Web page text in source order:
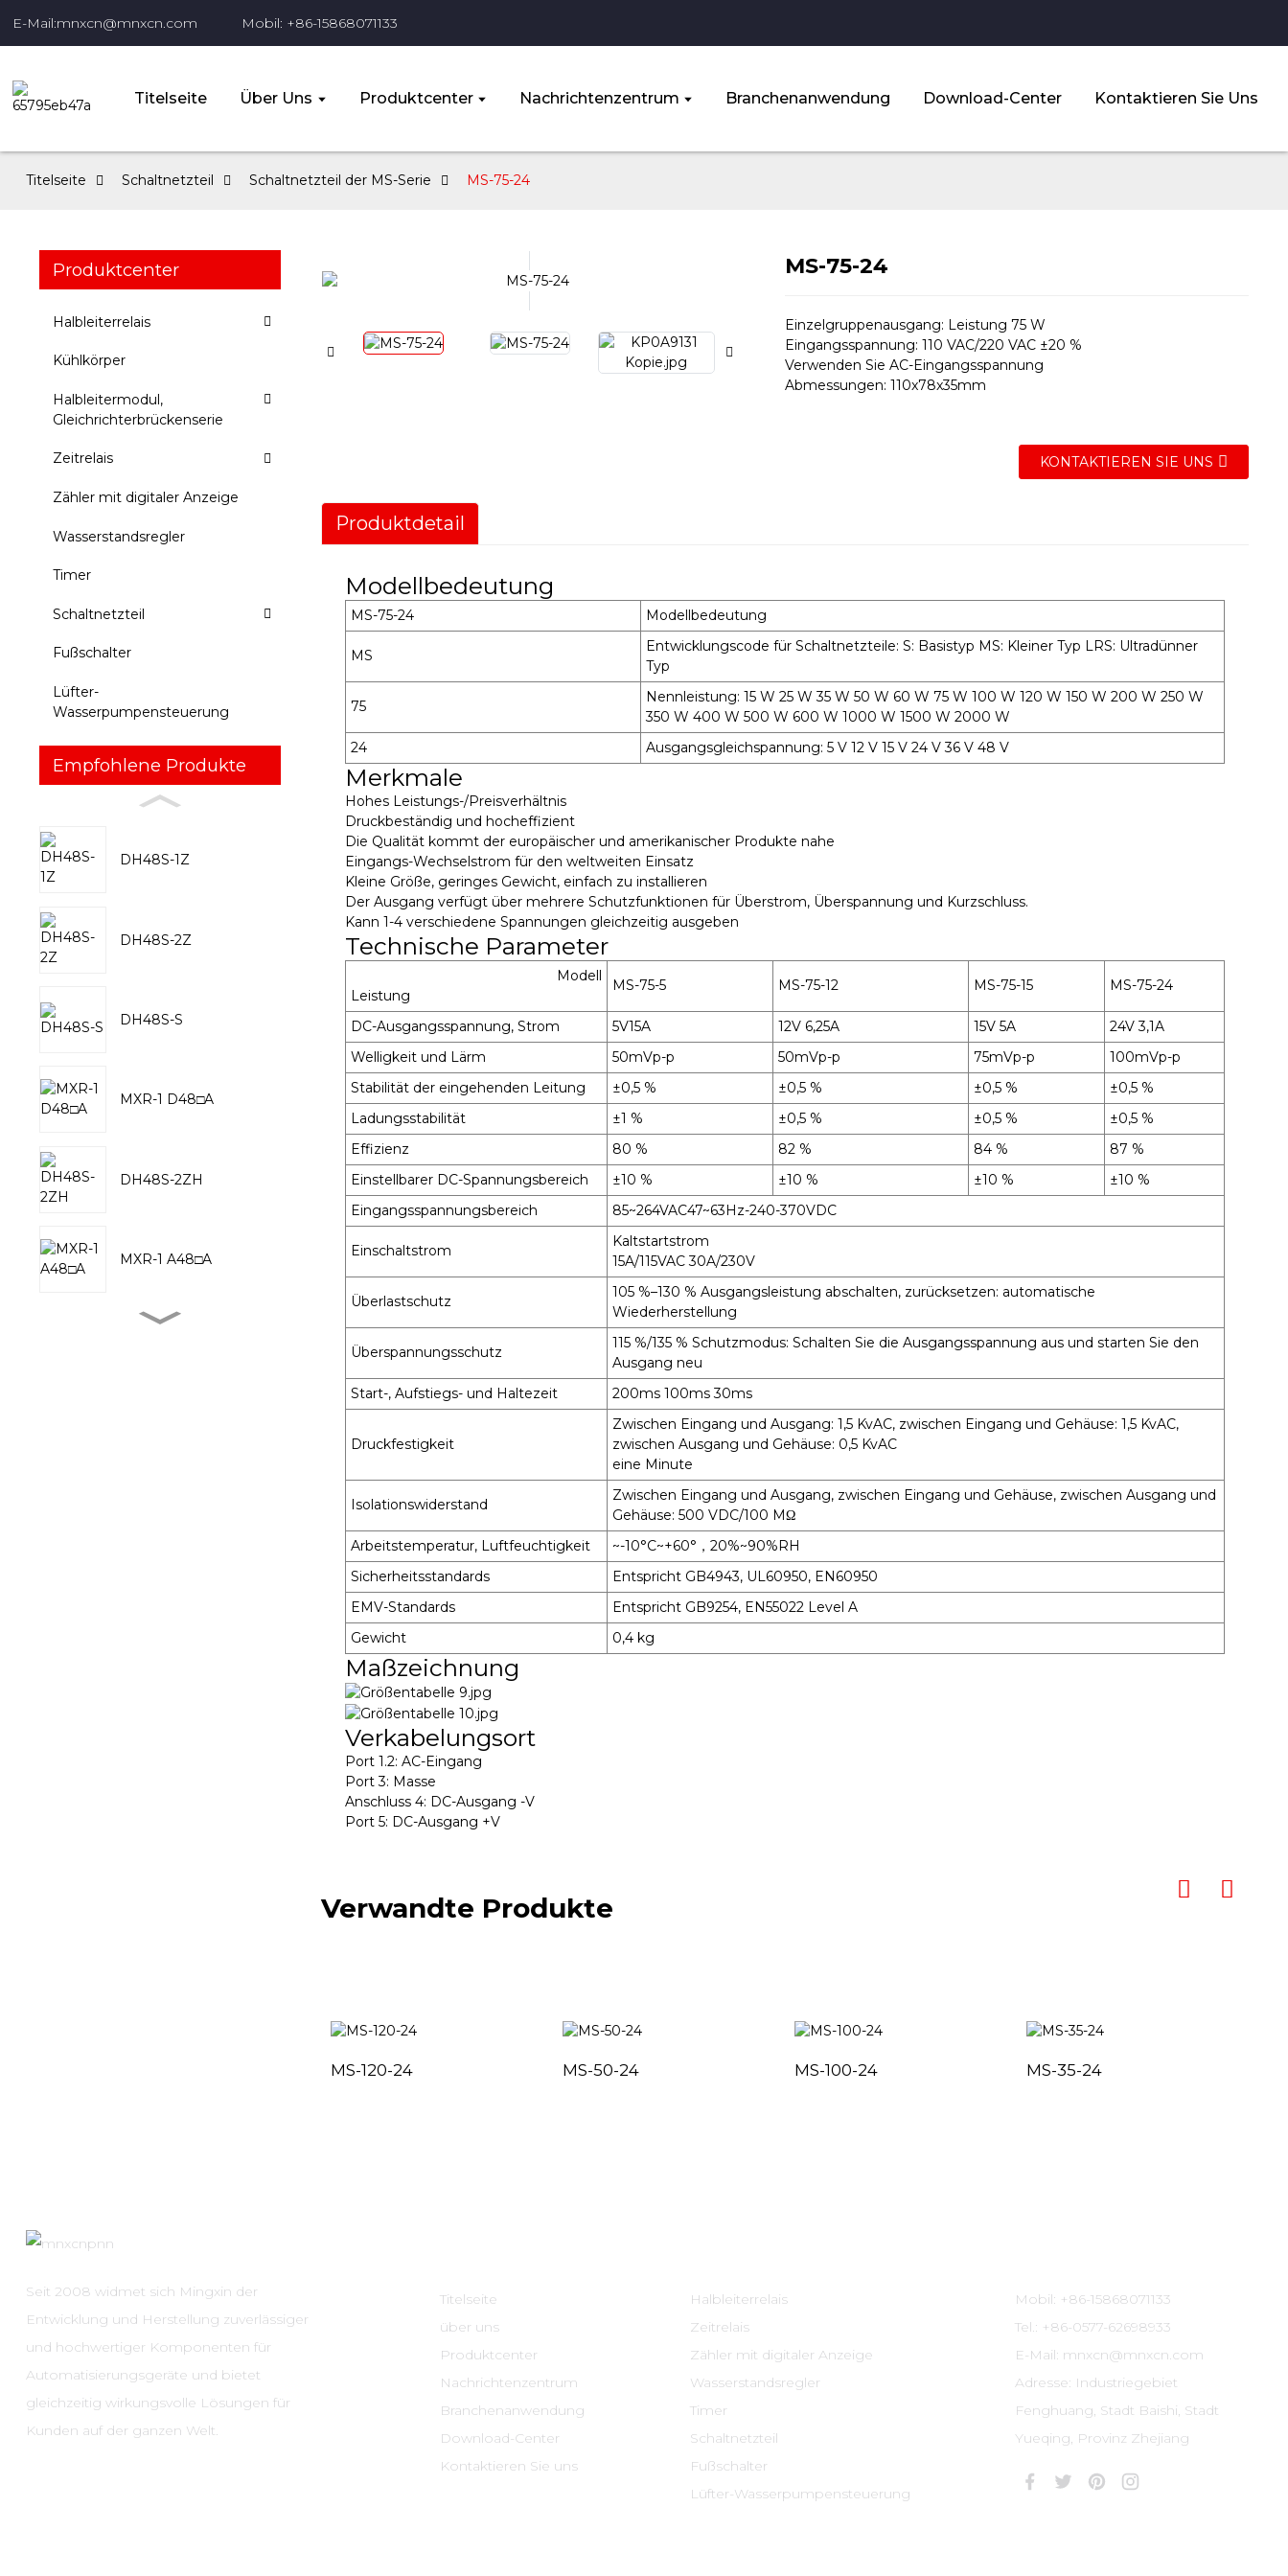
E-Mail:mnxcn@mnxcn.com Mobil: +86-15868071133
Titelseite Über Uns Produktcenter Nachrichtenzentrum Branchenanwendung Download-Center Kontaktieren Sie Uns
Titelseite Schaltnetzteil Schaltnetzteil der MS-Serie MS-75-24
Produktcenter
Halbleiterrelais
Kühlkörper
Halbleitermodul,
Gleichrichterbrückenserie
Zeitrelais
Zähler mit digitaler Anzeige
Wasserstandsregler
Timer
Schaltnetzteil
Fußschalter
Lüfter-
Wasserpumpensteuerung
Empfohlene Produkte
DH48S-1Z
DH48S-2Z
DH48S-S
MXR-1 D48□A
DH48S-2ZH
MXR-1 A48□A
MS-75-24
Einzelgruppenausgang: Leistung 75 W
Eingangsspannung: 110 VAC/220 VAC ±20 %
Verwenden Sie AC-Eingangsspannung
Abmessungen: 110x78x35mm
KONTAKTIEREN SIE UNS
Produktdetail
Modellbedeutung
MS-75-24 Modellbedeutung
MS
Entwicklungscode für Schaltnetzteile: S: Basistyp MS: Kleiner Typ LRS: Ultradünner
Typ
75
Nennleistung: 15 W 25 W 35 W 50 W 60 W 75 W 100 W 120 W 150 W 200 W 250 W
350 W 400 W 500 W 600 W 1000 W 1500 W 2000 W
24
Ausgangsgleichspannung: 5 V 12 V 15 V 24 V 36 V 48 V
Merkmale
Hohes Leistungs-/Preisverhältnis
Druckbeständig und hocheffizient
Die Qualität kommt der europäischer und amerikanischer Produkte nahe
Eingangs-Wechselstrom für den weltweiten Einsatz
Kleine Größe, geringes Gewicht, einfach zu installieren
Der Ausgang verfügt über mehrere Schutzfunktionen für Überstrom, Überspannung und Kurzschluss.
Kann 1-4 verschiedene Spannungen gleichzeitig ausgeben
Technische Parameter
Modell
Leistung
MS-75-5 MS-75-12 MS-75-15 MS-75-24
DC-Ausgangsspannung, Strom 5V15A 12V 6,25A 15V 5A
24V 3,1A
Welligkeit und Lärm
50mVp-p 50mVp-p 75mVp-p
100mVp-p
Stabilität der eingehenden Leitung
±0,5 % ±0,5 % ±0,5 %
±0,5 %
Ladungsstabilität
±1 % ±0,5 % ±0,5 %
±0,5 %
Effizienz
80 % 82 % 84 %
87 %
Einstellbarer DC-Spannungsbereich
±10 % ±10 % ±10 %
±10 %
Eingangsspannungsbereich
85~264VAC47~63Hz-240-370VDC
Einschaltstrom
Kaltstartstrom
15A/115VAC 30A/230V
Überlastschutz
105 %–130 % Ausgangsleistung abschalten, zurücksetzen: automatische
Wiederherstellung
Überspannungsschutz
115 %/135 % Schutzmodus: Schalten Sie die Ausgangsspannung aus und starten Sie den
Ausgang neu
Start-, Aufstiegs- und Haltezeit
200ms 100ms 30ms
Druckfestigkeit
Zwischen Eingang und Ausgang: 1,5 KvAC, zwischen Eingang und Gehäuse: 1,5 KvAC,
zwischen Ausgang und Gehäuse: 0,5 KvAC
eine Minute
Isolationswiderstand
Zwischen Eingang und Ausgang, zwischen Eingang und Gehäuse, zwischen Ausgang und
Gehäuse: 500 VDC/100 MΩ
Arbeitstemperatur, Luftfeuchtigkeit
~-10°C~+60°，20%~90%RH
Sicherheitsstandards
Entspricht GB4943, UL60950, EN60950
EMV-Standards
Entspricht GB9254, EN55022 Level A
Gewicht
0,4 kg
Maßzeichnung
Verkabelungsort
Port 1.2: AC-Eingang
Port 3: Masse
Anschluss 4: DC-Ausgang -V
Port 5: DC-Ausgang +V
Verwandte Produkte
MS-120-24 MS-50-24 MS-100-24 MS-35-24
Seit 2008 widmet sich Mingxin der
Entwicklung und Herstellung zuverlässiger
und hochwertiger Komponenten für
Automatisierungsgeräte und bietet
gleichzeitig wirkungsvolle Lösungen für
Kunden auf der ganzen Welt.
Titelseite
über uns
Produktcenter
Nachrichtenzentrum
Branchenanwendung
Download-Center
Kontaktieren Sie uns
Halbleiterrelais
Zeitrelais
Zähler mit digitaler Anzeige
Wasserstandsregler
Timer
Schaltnetzteil
Fußschalter
Lüfter-Wasserpumpensteuerung
Mobil: +86-15868071133
Tel.: +86-0577-62698933
E-Mail: mnxcn@mnxcn.com
Adresse: Industriegebiet
Fenghuang, Stadt Baishi, Stadt
Yueqing, Provinz Zhejiang